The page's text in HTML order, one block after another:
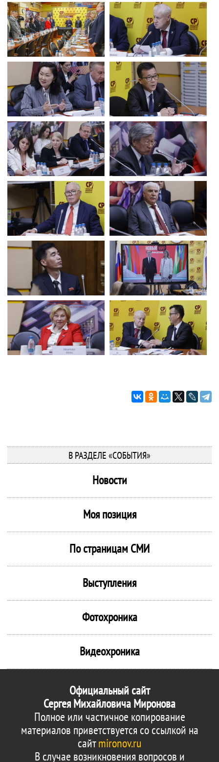
В РАЗДЕЛЕ «СОБЫТИЯ»
Новости
Моя позиция
По страницам СМИ
Выступления
Фотохроника
Видеохроника
Официальный сайт
Сергея Михайловича Миронова
Полное или частичное копирование
материалов приветствуется со ссылкой на
сайтmironov.ru
В случае возникновения вопросов и